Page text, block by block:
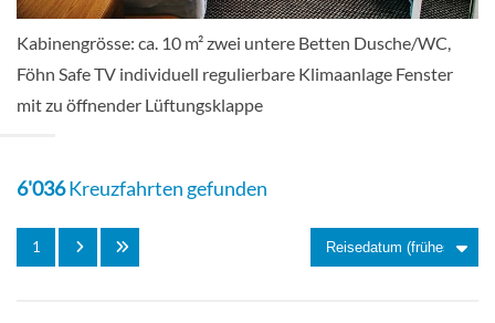
Balkonkabine
Aussenkabine
Kabinengrösse: ca. 10 m² zwei untere Betten Dusche/WC,
Föhn Safe TV individuell regulierbare Klimaanlage Fenster
mit zu öffnender Lüftungsklappe
6'036Kreuzfahrten gefunden
1